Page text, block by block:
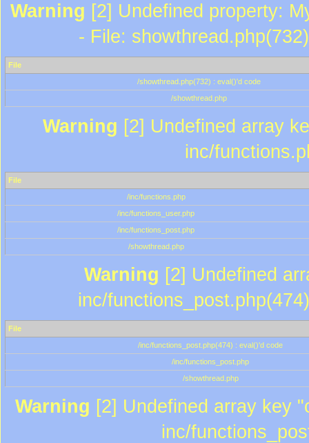
Warning [2] Undefined property:
- File:
File
/showthread.php(732) : eval()'d code
/showthread.php
Warning [2] Undefined array
inc/
File
/inc/functions.php
/inc/functions_user.php
/inc/functions_post.php
/showthread.php
Warning [2] Undefined
inc/
File
/inc/functions_post.php(474) : eval()'d code
/inc/functions_post.php
/showthread.php
Warning [2] Undefined array key
inc/